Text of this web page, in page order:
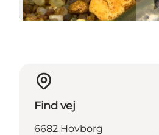
Find vej
6682 Hovborg